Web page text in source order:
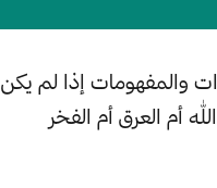
والمفهومات إذا لم يكن
أم العرق أم الفخر